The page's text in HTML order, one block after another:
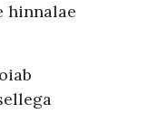
hinnalae